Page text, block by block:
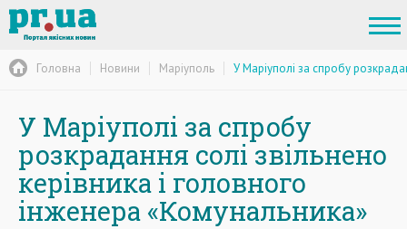
Головна Новини Маріуполь У Маріуполі за спробу
У Маріуполі за спробу
розкрадання солі звільнено
керівника і головного
інженера «Комунальника»